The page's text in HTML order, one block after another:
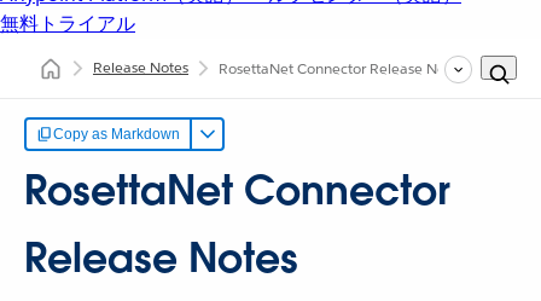
無料トライアル
Release Notes RosettaNet Connector Release Notes
Copy as Markdown
RosettaNet Connector
Release Notes